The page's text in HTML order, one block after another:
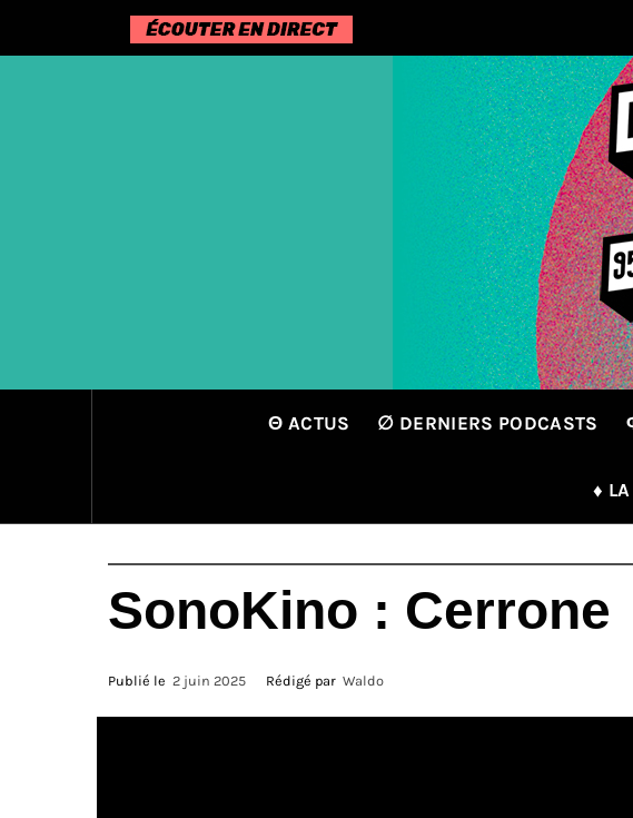
Θ ACTUS ∅ DERNIERS PODCASTS
♦
SonoKino : Cerrone
Publié le 2 juin 2025 Rédigé par Waldo